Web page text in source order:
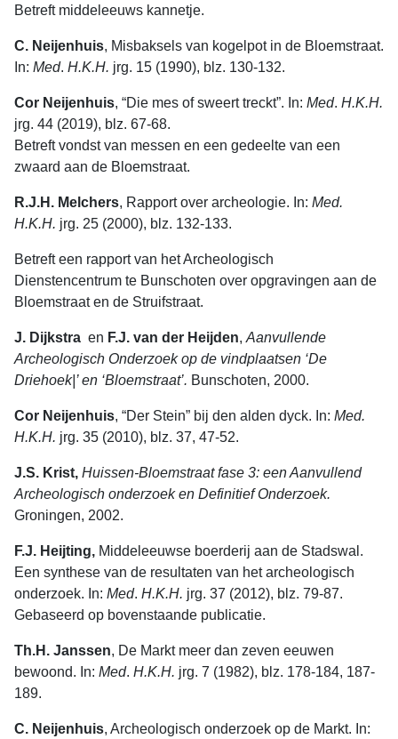
Betreft middeleeuws kannetje.
C. Neijenhuis, Misbaksels van kogelpot in de Bloemstraat.
In: Med. H.K.H. jrg. 15 (1990), blz. 130-132.
Cor Neijenhuis, “Die mes of sweert treckt”. In: Med. H.K.H.
jrg. 44 (2019), blz. 67-68.
Betreft vondst van messen en een gedeelte van een
zwaard aan de Bloemstraat.
R.J.H. Melchers, Rapport over archeologie. In: Med.
H.K.H. jrg. 25 (2000), blz. 132-133.
Betreft een rapport van het Archeologisch
Dienstencentrum te Bunschoten over opgravingen aan de
Bloemstraat en de Struifstraat.
J. Dijkstra en F.J. van der Heijden, Aanvullende
Archeologisch Onderzoek op de vindplaatsen ‘De
Driehoek|’ en ‘Bloemstraat’. Bunschoten, 2000.
Cor Neijenhuis, “Der Stein” bij den alden dyck. In: Med.
H.K.H. jrg. 35 (2010), blz. 37, 47-52.
J.S. Krist, Huissen-Bloemstraat fase 3: een Aanvullend
Archeologisch onderzoek en Definitief Onderzoek.
Groningen, 2002.
F.J. Heijting, Middeleeuwse boerderij aan de Stadswal.
Een synthese van de resultaten van het archeologisch
onderzoek. In: Med. H.K.H. jrg. 37 (2012), blz. 79-87.
Gebaseerd op bovenstaande publicatie.
Th.H. Janssen, De Markt meer dan zeven eeuwen
bewoond. In: Med. H.K.H. jrg. 7 (1982), blz. 178-184, 187-
189.
C. Neijenhuis, Archeologisch onderzoek op de Markt. In: